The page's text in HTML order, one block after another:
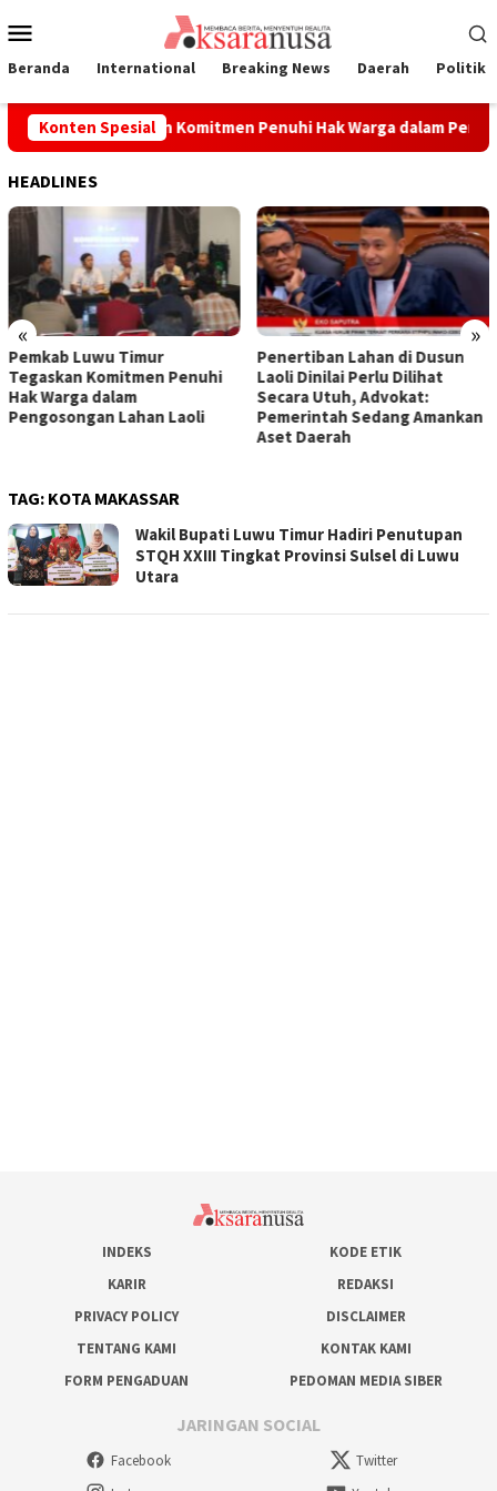
ke
Mobile
Beranda International Breaking News Daerah Politik
Konten Spesial
Timur Tegaskan Komitmen Penuhi Hak Warga dalam
HEADLINES
« »
Pemkab Luwu Timur
Tegaskan Komitmen Penuhi
Hak Warga dalam
Pengosongan Lahan Laoli
Penertiban Lahan di Dusun
Laoli Dinilai Perlu Dilihat
Secara Utuh, Advokat:
Pemerintah Sedang Amankan
Aset Daerah
TAG: KOTA MAKASSAR
Wakil Bupati Luwu Timur Hadiri Penutupan
STQH XXIII Tingkat Provinsi Sulsel di Luwu
Utara
INDEKS
KODE ETIK
KARIR
REDAKSI
PRIVACY POLICY
DISCLAIMER
TENTANG KAMI
KONTAK KAMI
FORM PENGADUAN
PEDOMAN MEDIA SIBER
JARINGAN SOCIAL
Facebook
Twitter